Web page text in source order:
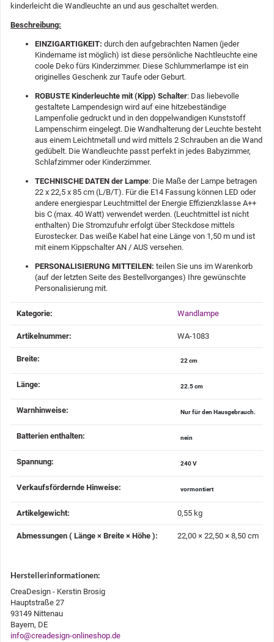
kinderleicht die Wandleuchte an und aus geschaltet werden.
Beschreibung:
EINZIGARTIGKEIT: durch den aufgebrachten Namen (jeder
Kindername ist möglich) ist diese persönliche Nachtleuchte eine
coole Deko fürs Kinderzimmer. Diese Schlummerlampe ist ein
originelles Geschenk zur Taufe oder Geburt.
ROBUSTE Kinderleuchte mit (Kipp) Schalter: Das liebevolle
gestaltete Lampendesign wird auf eine hitzebeständige
Lampenfolie gedruckt und in den doppelwandigen Kunststoff
Lampenschirm eingelegt. Die Wandhalterung der Leuchte besteht
aus einem Leichtmetall und wird mittels 2 Schrauben an die Wand
gedübelt. Die Wandleuchte passt perfekt in jedes Babyzimmer,
Schlafzimmer oder Kinderzimmer.
TECHNISCHE DATEN der Lampe: Die Maße der Lampe betragen
22 x 22,5 x 85 cm (L/B/T). Für die E14 Fassung können LED oder
andere energiespar Leuchtmittel der Energie Effizienzklasse A++
bis C (max. 40 Watt) verwendet werden. (Leuchtmittel ist nicht
enthalten) Die Stromzufuhr erfolgt über Steckdose mittels
Eurostecker. Das weiße Kabel hat eine Länge von 1,50 m und ist
mit einem Kippschalter AN / AUS versehen.
PERSONALISIERUNG MITTEILEN: teilen Sie uns im Warenkorb
(auf der letzten Seite des Bestellvorganges) Ihre gewünschte
Personalisierung mit.
Produkteigenschaft
Wert
Kategorie: Wandlampe
Artikelnummer: WA-1083
Breite‍: 22 cm
Länge‍: 22.5 cm
Warnhinweise‍: Nur für den Hausgebrauch.
Batterien enthalten‍: nein
Spannung‍: 240 V
Verkaufsfördernde Hinweise‍: vormontiert
Artikelgewicht‍: 0,55 kg
Abmessungen ( Länge × Breite × Höhe )‍: 22,00 × 22,50 × 8,50 cm
Herstellerinformationen:
CreaDesign - Kerstin Brosig
Hauptstraße 27
93149 Nittenau
Bayern, DE
info@creadesign-onlineshop.de